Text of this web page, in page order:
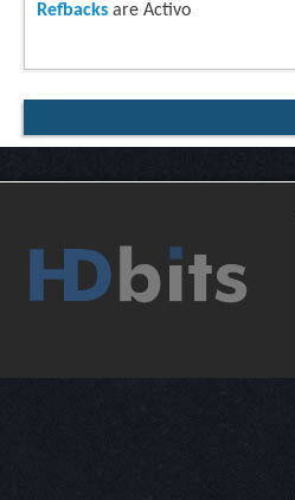
Refbacks are Activo